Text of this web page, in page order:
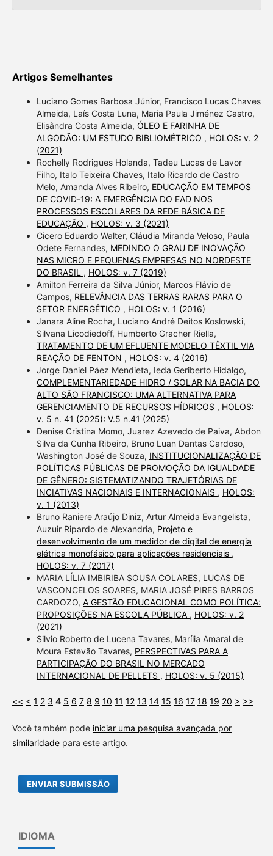
Artigos Semelhantes
Luciano Gomes Barbosa Júnior, Francisco Lucas Chaves
Almeida, Laís Costa Luna, Maria Paula Jiménez Castro,
Elisândra Costa Almeida, ÓLEO E FARINHA DE
ALGODÃO: UM ESTUDO BIBLIOMÉTRICO , HOLOS: v. 2
(2021)
Rochelly Rodrigues Holanda, Tadeu Lucas de Lavor
Filho, Italo Teixeira Chaves, Italo Ricardo de Castro
Melo, Amanda Alves Ribeiro, EDUCAÇÃO EM TEMPOS
DE COVID-19: A EMERGÊNCIA DO EAD NOS
PROCESSOS ESCOLARES DA REDE BÁSICA DE
EDUCAÇÃO , HOLOS: v. 3 (2021)
Cicero Eduardo Walter, Cláudia Miranda Veloso, Paula
Odete Fernandes, MEDINDO O GRAU DE INOVAÇÃO
NAS MICRO E PEQUENAS EMPRESAS NO NORDESTE
DO BRASIL , HOLOS: v. 7 (2019)
Amilton Ferreira da Silva Júnior, Marcos Flávio de
Campos, RELEVÂNCIA DAS TERRAS RARAS PARA O
SETOR ENERGÉTICO , HOLOS: v. 1 (2016)
Janara Aline Rocha, Luciano André Deitos Koslowski,
Silvana Licodiedoff, Humberto Gracher Riella,
TRATAMENTO DE UM EFLUENTE MODELO TÊXTIL VIA
REAÇÃO DE FENTON , HOLOS: v. 4 (2016)
Jorge Daniel Páez Mendieta, Ieda Geriberto Hidalgo,
COMPLEMENTARIEDADE HIDRO / SOLAR NA BACIA DO
ALTO SÃO FRANCISCO: UMA ALTERNATIVA PARA
GERENCIAMENTO DE RECURSOS HÍDRICOS , HOLOS:
v. 5 n. 41 (2025): V.5 n.41 (2025)
Denise Cristina Momo, Juarez Azevedo de Paiva, Abdon
Silva da Cunha Ribeiro, Bruno Luan Dantas Cardoso,
Washington José de Souza, INSTITUCIONALIZAÇÃO DE
POLÍTICAS PÚBLICAS DE PROMOÇÃO DA IGUALDADE
DE GÊNERO: SISTEMATIZANDO TRAJETÓRIAS DE
INCIATIVAS NACIONAIS E INTERNACIONAIS , HOLOS:
v. 1 (2013)
Bruno Raniere Araújo Diniz, Artur Almeida Evangelista,
Auzuir Ripardo de Alexandria, Projeto e
desenvolvimento de um medidor de digital de energia
elétrica monofásico para aplicações residenciais ,
HOLOS: v. 7 (2017)
MARIA LÍLIA IMBIRIBA SOUSA COLARES, LUCAS DE
VASCONCELOS SOARES, MARIA JOSÉ PIRES BARROS
CARDOZO, A GESTÃO EDUCACIONAL COMO POLÍTICA:
PROPOSIÇÕES NA ESCOLA PÚBLICA , HOLOS: v. 2
(2021)
Silvio Roberto de Lucena Tavares, Marília Amaral de
Moura Estevão Tavares, PERSPECTIVAS PARA A
PARTICIPAÇÃO DO BRASIL NO MERCADO
INTERNACIONAL DE PELLETS , HOLOS: v. 5 (2015)
<< < 1 2 3 4 5 6 7 8 9 10 11 12 13 14 15 16 17 18 19 20 > >>
Você também pode iniciar uma pesquisa avançada por
similaridadepara este artigo.
ENVIAR SUBMISSÃO
IDIOMA